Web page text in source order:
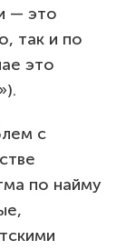
— это
так и по
это
с
по найму